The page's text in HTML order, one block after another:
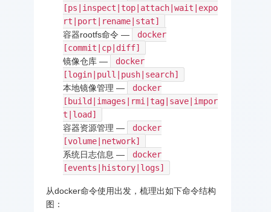
[ps|inspect|top|attach|wait|expo
rt|port|rename|stat]
容器rootfs命令 —
docker
[commit|cp|diff]
镜像仓库 —
docker
[login|pull|push|search]
本地镜像管理 —
docker
[build|images|rmi|tag|save|impor
t|load]
容器资源管理 —
docker
[volume|network]
系统日志信息 —
docker
[events|history|logs]
从docker命令使用出发，梳理出如下命令结构
图：